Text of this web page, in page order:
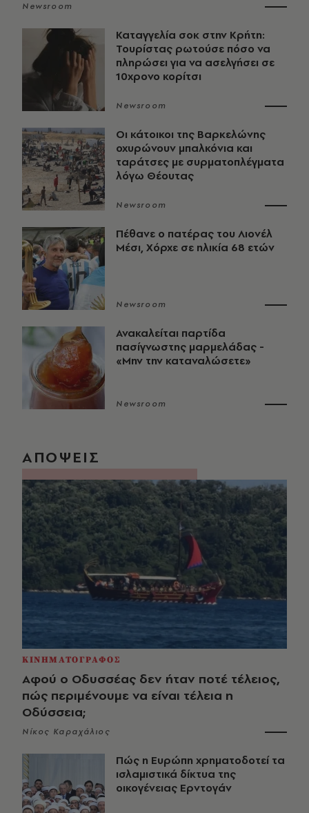
Newsroom
Καταγγελία σοκ στην Κρήτη:
Τουρίστας ρωτούσε πόσο να
πληρώσει για να ασελγήσει σε
10χρονο κορίτσι
Newsroom
Οι κάτοικοι της Βαρκελώνης
οχυρώνουν μπαλκόνια και
ταράτσες με συρματοπλέγματα
λόγω Θέουτας
Newsroom
Πέθανε ο πατέρας του Λιονέλ
Μέσι, Χόρχε σε ηλικία 68 ετών
Newsroom
Ανακαλείται παρτίδα
πασίγνωστης μαρμελάδας -
«Μην την καταναλώσετε»
Newsroom
ΑΠΟΨΕΙΣ
ΚΙΝΗΜΑΤΟΓΡΑΦΟΣ
Αφού ο Οδυσσέας δεν ήταν ποτέ τέλειος,
πώς περιμένουμε να είναι τέλεια η
Οδύσσεια;
Νίκος Καραχάλιος
Πώς η Ευρώπη χρηματοδοτεί τα
ισλαμιστικά δίκτυα της
οικογένειας Ερντογάν